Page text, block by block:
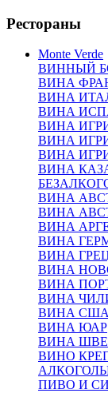
Рестораны
Monte Verde
ВИННЫЙ
ВИНА
ВИНА
ВИНА
ВИНА
ВИНА
ВИНА
ВИНА
ВИНА
ВИНА
ВИНА
ВИНА
ВИНА
ВИНА
ВИНА
ВИНА
ВИНА
ВИНА ЮАР
ВИНА
ВИНО
ПИВО И